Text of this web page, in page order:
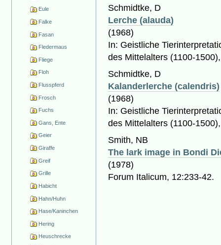
Eule
Falke
Fasan
Fledermaus
Fliege
Floh
Flusspferd
Frosch
Fuchs
Gans, Ente
Geier
Giraffe
Greif
Grille
Habicht
Hahn/Huhn
Hase/Kaninchen
Hering
Heuschrecke
Schmidtke, D
Lerche (alauda)
(1968)
In: Geistliche
des Mittelalters (1100-
Schmidtke, D
Kalanderlerche (calendris)
(1968)
In: Geistliche
des Mittelalters (1100-
Smith, NB
The lark image in Bondi
(1978)
Forum Italicum, 12:233-42.